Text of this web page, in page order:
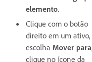
elemento.
Clique com o botão
direito em um ativo,
escolha Mover para,
clique no ícone da